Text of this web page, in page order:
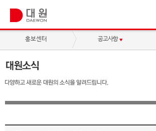
홍보센터 공고사항